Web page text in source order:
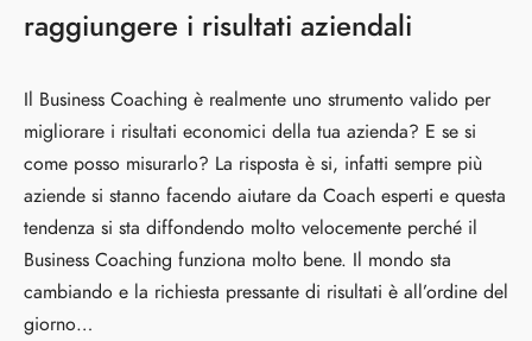
raggiungere i risultati aziendali
Il Business Coaching è realmente uno strumento valido per
migliorare i risultati economici della tua azienda? E se si
come posso misurarlo? La risposta è si, infatti sempre più
aziende si stanno facendo aiutare da Coach esperti e questa
tendenza si sta diffondendo molto velocemente perché il
Business Coaching funziona molto bene. Il mondo sta
cambiando e la richiesta pressante di risultati è all’ordine del
giorno…